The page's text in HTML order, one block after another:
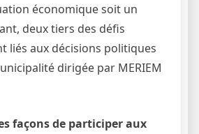
économique soit un
deux tiers des défis
liés aux décisions politiques
dirigée par MERIEM
façons de participer aux